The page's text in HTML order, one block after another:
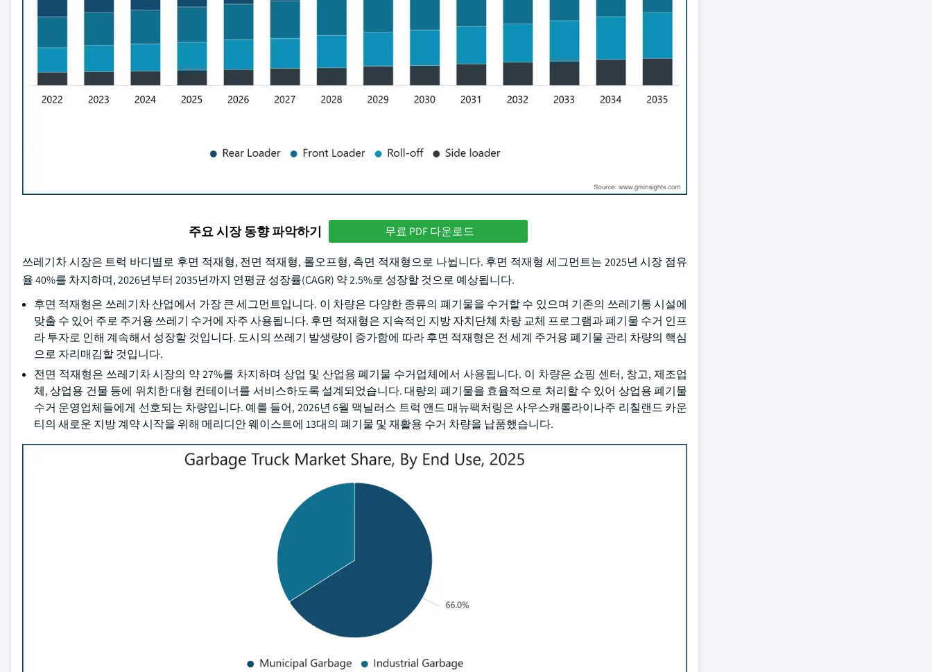
주요 시장 동향 파악하기 무료 PDF 다운로드
쓰레기차 시장은 트럭 바디별로 후면 적재형, 전면 적재형, 롤오프형, 측면 적재형으로 나뉩니다. 후면 적재형 세그먼트는 2025년 시장 점유
율 40%를 차지하며, 2026년부터 2035년까지 연평균 성장률(CAGR) 약 2.5%로 성장할 것으로 예상됩니다.
후면 적재형은 쓰레기차 산업에서 가장 큰 세그먼트입니다. 이 차량은 다양한 종류의 폐기물을 수거할 수 있으며 기존의 쓰레기통 시설에
맞출 수 있어 주로 주거용 쓰레기 수거에 자주 사용됩니다. 후면 적재형은 지속적인 지방 자치단체 차량 교체 프로그램과 폐기물 수거 인프
라 투자로 인해 계속해서 성장할 것입니다. 도시의 쓰레기 발생량이 증가함에 따라 후면 적재형은 전 세계 주거용 폐기물 관리 차량의 핵심
으로 자리매김할 것입니다.
전면 적재형은 쓰레기차 시장의 약 27%를 차지하며 상업 및 산업용 폐기물 수거업체에서 사용됩니다. 이 차량은 쇼핑 센터, 창고, 제조업
체, 상업용 건물 등에 위치한 대형 컨테이너를 서비스하도록 설계되었습니다. 대량의 폐기물을 효율적으로 처리할 수 있어 상업용 폐기물
수거 운영업체들에게 선호되는 차량입니다. 예를 들어, 2026년 6월 맥닐러스 트럭 앤드 매뉴팩처링은 사우스캐롤라이나주 리칠랜드 카운
티의 새로운 지방 계약 시작을 위해 메리디안 웨이스트에 13대의 폐기물 및 재활용 수거 차량을 납품했습니다.